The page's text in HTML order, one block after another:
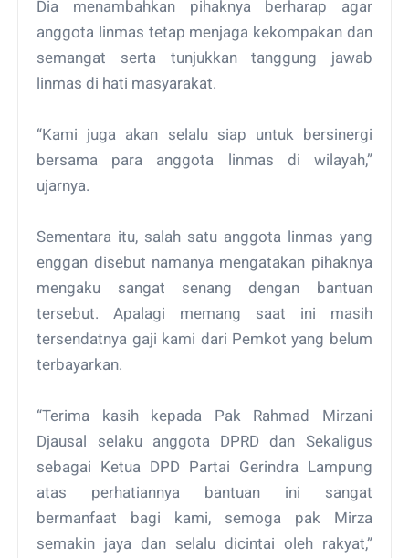
Dia menambahkan pihaknya berharap agar
anggota linmas tetap menjaga kekompakan dan
semangat serta tunjukkan tanggung jawab
linmas di hati masyarakat.
“Kami juga akan selalu siap untuk bersinergi
bersama para anggota linmas di wilayah,”
ujarnya.
Sementara itu, salah satu anggota linmas yang
enggan disebut namanya mengatakan pihaknya
mengaku sangat senang dengan bantuan
tersebut. Apalagi memang saat ini masih
tersendatnya gaji kami dari Pemkot yang belum
terbayarkan.
“Terima kasih kepada Pak Rahmad Mirzani
Djausal selaku anggota DPRD dan Sekaligus
sebagai Ketua DPD Partai Gerindra Lampung
atas perhatiannya bantuan ini sangat
bermanfaat bagi kami, semoga pak Mirza
semakin jaya dan selalu dicintai oleh rakyat,”